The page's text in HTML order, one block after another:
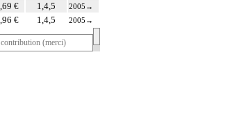
€ 1,4,5 2005 →
€ 1,4,5 2005 →